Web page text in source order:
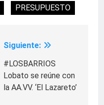
PRESUPUESTO
Siguiente:
#LOSBARRIOS
Lobato se reúne con
la AA.VV. ‘El Lazareto’